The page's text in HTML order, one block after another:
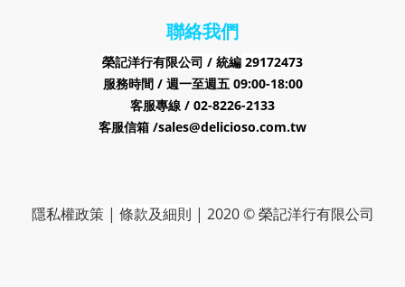
聯絡我們
榮記洋行有限公司 / 統編 29172473
服務時間 / 週一至週五 09:00-18:00
客服專線 / 02-8226-2133
客服信箱 /sales@delicioso.com.tw
隱私權政策| 條款及細則 | 2020 © 榮記洋行有限公司